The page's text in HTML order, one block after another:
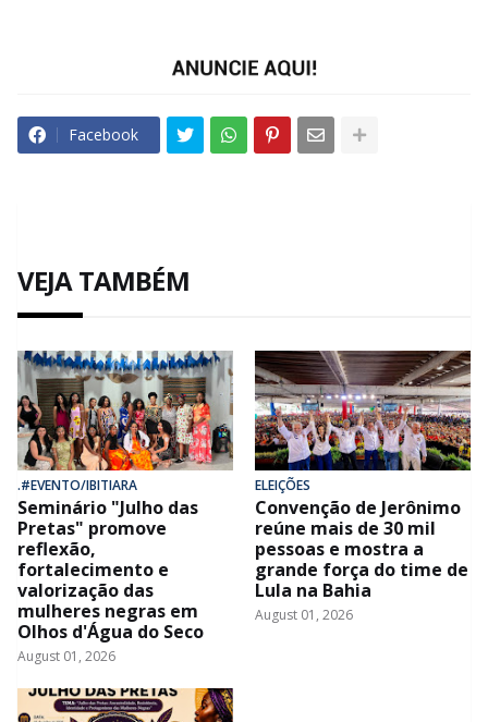
Facebook
VEJA TAMBÉM
.#EVENTO/IBITIARA
Seminário "Julho das
Pretas" promove
reflexão,
fortalecimento e
valorização das
mulheres negras em
Olhos d'Água do Seco
August 01, 2026
ELEIÇÕES
Convenção de Jerônimo
reúne mais de 30 mil
pessoas e mostra a
grande força do time de
Lula na Bahia
August 01, 2026